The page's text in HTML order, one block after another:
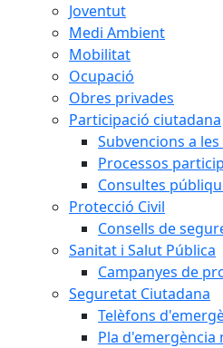
Joventut
Medi Ambient
Mobilitat
Ocupació
Obres privades
Participació ciutadana
Subvencions a
Processos
Consultes
Protecció Civil
Consells de
Sanitat i Salut Pública
Campanyes de
Seguretat Ciutadana
Telèfons
Pla d'emergència